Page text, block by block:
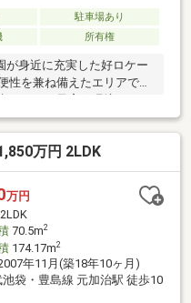
駐車場あり
所有権
が身近に充実した好ロケー
性を兼ね備えたエリアで、
万円 2LDK
万円
2LDK
70.5m2
174.17m2
年11月(築18年10ヶ月)
池袋・豊島線 元加治駅 徒歩10